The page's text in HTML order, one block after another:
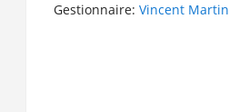
Gestionnaire: Vincent Martin